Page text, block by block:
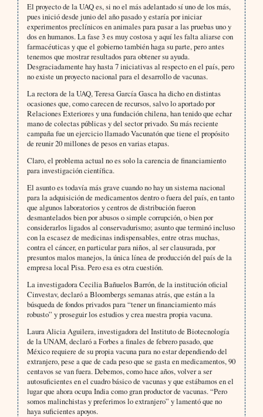
El proyecto de la UAQ es, si no el más adelantado sí uno de los más,
pues inició desde junio del año pasado y estaría por iniciar
experimentos preclínicos en animales para pasar a las pruebas uno y
dos en humanos. La fase 3 es muy costosa y aquí les falta aliarse con
farmacéuticas y que el gobierno también haga su parte, pero antes
tenemos que mostrar resultados para obtener su ayuda.
Desgraciadamente hay hasta 7 iniciativas al respecto en el país, pero
no existe un proyecto nacional para el desarrollo de vacunas.
La rectora de la UAQ, Teresa García Gasca ha dicho en distintas
ocasiones que, como carecen de recursos, salvo lo aportado por
Relaciones Exteriores y una fundación chilena, han tenido que echar
mano de colectas públicas y del sector privado. Su más reciente
campaña fue un ejercicio llamado Vacunatón que tiene el propósito
de reunir 20 millones de pesos en varias etapas.
Claro, el problema actual no es solo la carencia de financiamiento
para investigación científica.
El asunto es todavía más grave cuando no hay un sistema nacional
para la adquisición de medicamentos dentro o fuera del país, en tanto
que algunos laboratorios y centros de distribución fueron
desmantelados bien por abusos o simple corrupción, o bien por
considerarlos ligados al conservadurismo; asunto que terminó incluso
con la escasez de medicinas indispensables, entre otras muchas,
contra el cáncer, en particular para niños, al ser clausurada, por
presuntos malos manejos, la única línea de producción del país de la
empresa local Pisa. Pero esa es otra cuestión.
La investigadora Cecilia Bañuelos Barrón, de la institución oficial
Cinvestav, declaró a Bloombergs semanas atrás, que están a la
búsqueda de fondos privados para “tener un financiamiento más
robusto” y proseguir los estudios y crea nuestra propia vacuna.
Laura Alicia Aguilera, investigadora del Instituto de Biotecnología
de la UNAM, declaró a Forbes a finales de febrero pasado, que
México requiere de su propia vacuna para no estar dependiendo del
extranjero, pese a que de cada peso que se gasta en medicamentos, 90
centavos se van fuera. Debemos, como hace años, volver a ser
autosuficientes en el cuadro básico de vacunas y que estábamos en el
lugar que ahora ocupa India como gran productor de vacunas. “Pero
somos malinchistas y preferimos lo extranjero” y lamentó que no
haya suficientes apoyos.